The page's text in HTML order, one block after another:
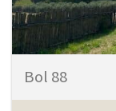
Bol 88